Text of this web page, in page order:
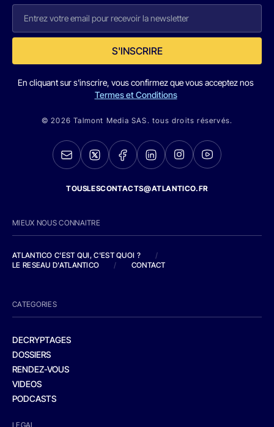
S'INSCRIRE
En cliquant sur s'inscrire, vous confirmez que vous acceptez nos
Termes et Conditions
© 2026 Talmont Media SAS. tous droits réservés.
TOUSLESCONTACTS@ATLANTICO.FR
MIEUX NOUS CONNAITRE
ATLANTICO C'EST QUI, C'EST QUOI ?
/
LE RESEAU D'ATLANTICO
/ CONTACT
CATEGORIES
DECRYPTAGES
DOSSIERS
RENDEZ-VOUS
VIDEOS
PODCASTS
LEGAL